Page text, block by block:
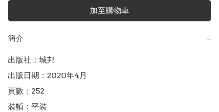
加至購物車
簡介 −
出版社：城邦
出版日期：2020年4月
頁數：252
裝幀：平裝